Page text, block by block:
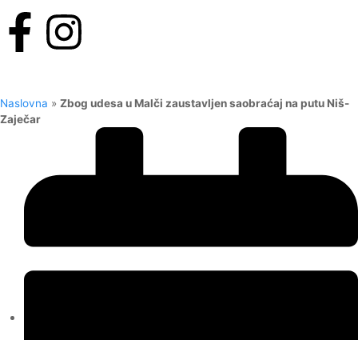
Naslovna » Zbog udesa u Malči zaustavljen saobraćaj na putu Niš-
Zaječar